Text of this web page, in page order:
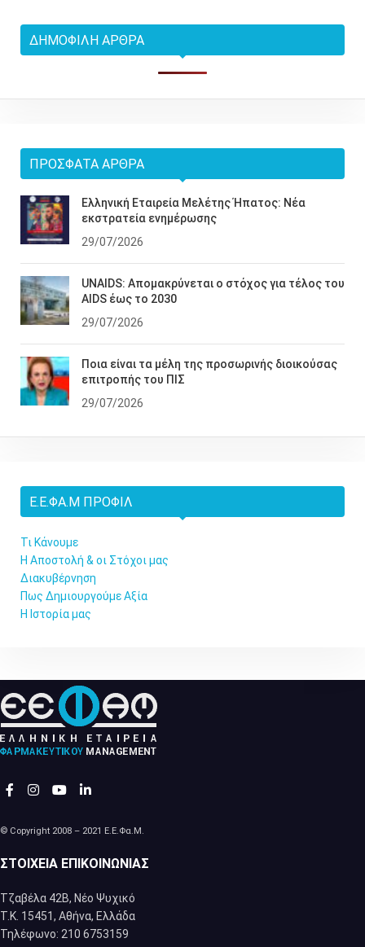
ΔΗΜΟΦΙΛΉ ΆΡΘΡΑ
ΠΡΌΣΦΑΤΑ ΆΡΘΡΑ
Ελληνική Εταιρεία Μελέτης Ήπατος: Νέα
εκστρατεία ενημέρωσης
29/07/2026
UNAIDS: Απομακρύνεται ο στόχος για τέλος του
AIDS έως το 2030
29/07/2026
Ποια είναι τα μέλη της προσωρινής διοικούσας
επιτροπής του ΠΙΣ
29/07/2026
Ε.Ε.ΦΑ.Μ ΠΡΟΦΊΛ
Τι Κάνουμε
Η Αποστολή & οι Στόχοι μας
Διακυβέρνηση
Πως Δημιουργούμε Αξία
Η Ιστορία μας
© Copyright 2008 – 2021 Ε.Ε.Φα.Μ.
ΣΤΟΙΧΕΊΑ ΕΠΙΚΟΙΝΩΝΊΑΣ
Τζαβέλα 42Β, Νέο Ψυχικό
Τ.Κ. 15451, Αθήνα, Eλλάδα
Τηλέφωνο: 210 6753159